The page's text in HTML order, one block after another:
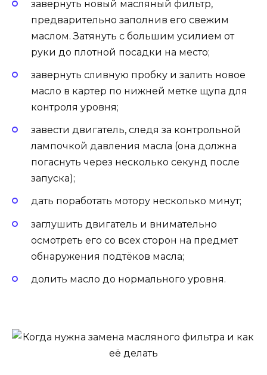
завернуть новый масляный фильтр,
предварительно заполнив его свежим
маслом. Затянуть с большим усилием от
руки до плотной посадки на место;
завернуть сливную пробку и залить новое
масло в картер по нижней метке щупа для
контроля уровня;
завести двигатель, следя за контрольной
лампочкой давления масла (она должна
погаснуть через несколько секунд после
запуска);
дать поработать мотору несколько минут;
заглушить двигатель и внимательно
осмотреть его со всех сторон на предмет
обнаружения подтёков масла;
долить масло до нормального уровня.